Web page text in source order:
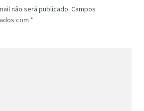
não será publicado. Campos
com *